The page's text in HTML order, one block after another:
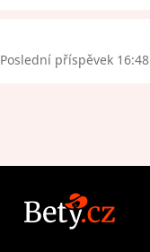
Poslední příspěvek 16:48